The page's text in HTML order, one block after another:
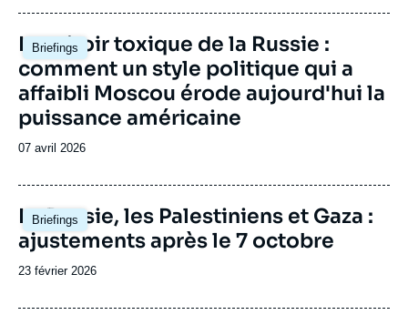
publication
Briefings
Image
principale
Le miroir toxique de la Russie :
comment un style politique qui a
affaibli Moscou érode aujourd'hui la
puissance américaine
Date
publication
07 avril 2026
Briefings
Image
principale
La Russie, les Palestiniens et Gaza :
ajustements après le 7 octobre
Date
publication
23 février 2026